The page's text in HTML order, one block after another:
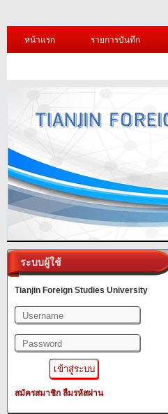
หน้าแรก รายการบันทึก
ระบบผู้ใช้
Tianjin Foreign Studies University
สมัครสมาชิก ลืมรหัสผ่าน